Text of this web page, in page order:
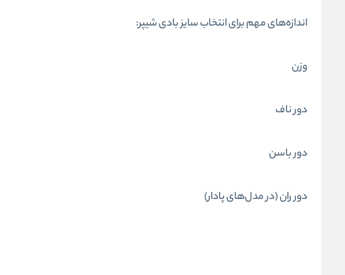
اندازه‌های مهم برای انتخاب سایز بادی شیپر:
وزن
دور ناف
دور باسن
دور ران (در مدل‌های پادار)